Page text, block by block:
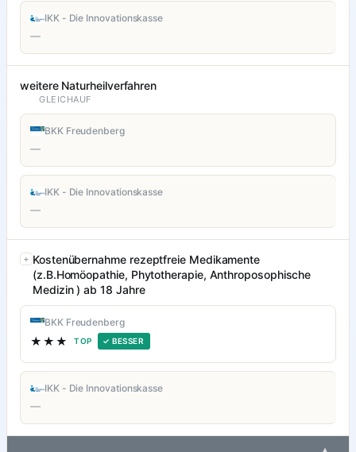
IKK - Die Innovationskasse
—
weitere Naturheilverfahren
GLEICHAUF
BKK Freudenberg
—
IKK - Die Innovationskasse
—
Kostenübernahme rezeptfreie Medikamente
(z.B.Homöopathie, Phytotherapie, Anthroposophische
Medizin ) ab 18 Jahre
BKK Freudenberg
★★★ TOP ✓ BESSER
IKK - Die Innovationskasse
—